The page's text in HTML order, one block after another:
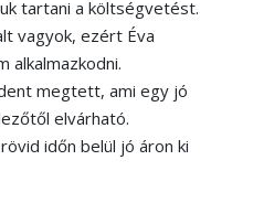
tartani a költségvetést.
vagyok, ezért Éva
alkalmazkodni.
megtett, ami egy jó
elvárható.
időn belül jó áron ki